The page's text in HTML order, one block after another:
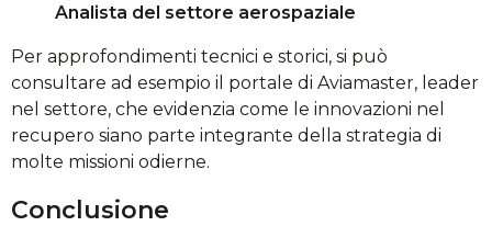
Analista del settore aerospaziale
Per approfondimenti tecnici e storici, si può
consultare ad esempio il portale di Aviamaster, leader
nel settore, che evidenzia come le innovazioni nel
recupero siano parte integrante della strategia di
molte missioni odierne.
Conclusione